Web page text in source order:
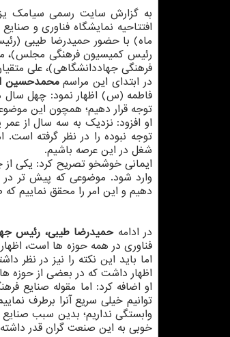
به گزارش سایت رسمی سیامک
ماه) با حضور حمیدرضا طیبی
رئیس کمیسیون فرهنگی مجلس)،
فرهنگی جهاددانشگاهی)، علی
در ابتدای این مراسممحمدحسین
توجه قرار دهیم؛ همچون این
او افزود: نزدیک به سه سال از
توجه نبوده را در نظر گرفته
شغل در این عرصه باشیم.
ایمانی خوشخو تصریح کرد: یکی
وارد شود. موضوعی که پیش تر
دهیم و این امر را محقق نماییم
در ادامهحمیدرضا طیبی، رئیس
فناوری در همه حوزه ها است،
اما باید این نکته را نیز در نظر
اظهار داشت که در بعضی از حوزه
او اضافه کرد: اما مقوله صنایع
توانیم خیلی سریع آنرا برطرف
وابستگی نداریم؛ بدین سبب
خوبی به این صنعت گران قدر